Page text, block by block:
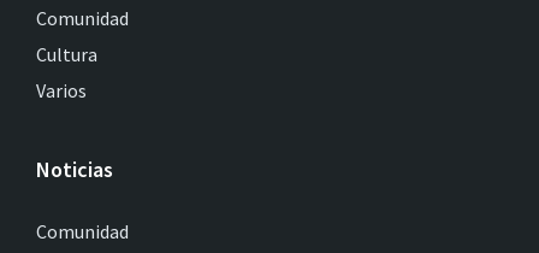
Comunidad
Cultura
Varios
Noticias
Comunidad